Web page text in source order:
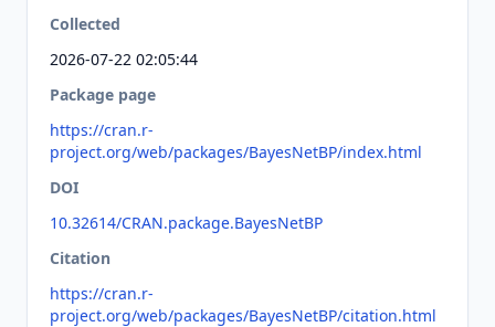
Collected
2026-07-22 02:05:44
Package page
https://cran.r-
project.org/web/packages/BayesNetBP/index.html
DOI
10.32614/CRAN.package.BayesNetBP
Citation
https://cran.r-
project.org/web/packages/BayesNetBP/citation.html